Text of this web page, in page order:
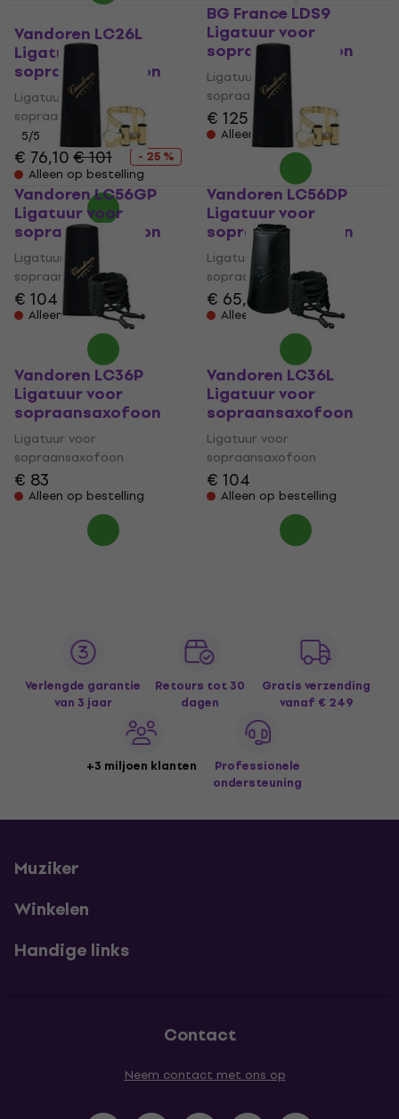
Vandoren LC26L
Ligatuur voor
sopraansaxofoon
Ligatuur voor
sopraansaxofoon
5/5
€ 76,10€ 101
- 25 %
Alleen op bestelling
BG France LDS9
Ligatuur voor
sopraansaxofoon
Ligatuur voor
sopraansaxofoon
€ 125 € 127
Alleen op bestelling
Vandoren LC56GP
Ligatuur voor
sopraansaxofoon
Ligatuur voor
sopraansaxofoon
€ 104
Alleen op bestelling
Vandoren LC56DP
Ligatuur voor
sopraansaxofoon
Ligatuur voor
sopraansaxofoon
€ 65,10
Alleen op bestelling
Vandoren LC36P
Ligatuur voor
sopraansaxofoon
Ligatuur voor
sopraansaxofoon
€ 83
Alleen op bestelling
Vandoren LC36L
Ligatuur voor
sopraansaxofoon
Ligatuur voor
sopraansaxofoon
€ 104
Alleen op bestelling
Verlengde garantie
van 3 jaar
Retours tot 30
dagen
Gratis verzending
vanaf € 249
+3 miljoen klanten
Professionele
ondersteuning
Muziker
Winkelen
Handige links
Contact
Neem contact met ons op